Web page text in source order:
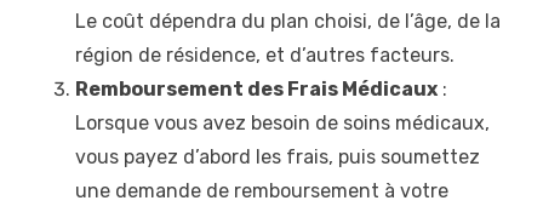
Le coût dépendra du plan choisi, de l’âge, de la
région de résidence, et d’autres facteurs.
Remboursement des Frais Médicaux :
Lorsque vous avez besoin de soins médicaux,
vous payez d’abord les frais, puis soumettez
une demande de remboursement à votre